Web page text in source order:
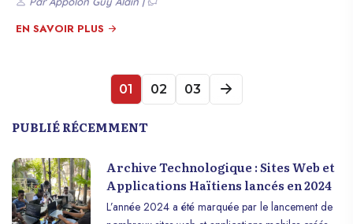
essentielles de l’humanité. Cet article explore la manière dont Noël en
Haïti incarne ces valeurs de partage et de générosité à travers des
EN SAVOIR PLUS
01 02 03
PUBLIÉ RÉCEMMENT
Archive Technologique : Sites Web et
Applications Haïtiens lancés en 2024
L’année 2024 a été marquée par le lancement de